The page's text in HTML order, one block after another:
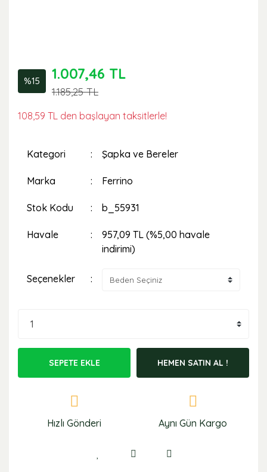
%15 1.007,46 TL
1.185,25 TL
108,59 TL den başlayan taksitlerle!
Kategori Şapka ve Bereler
Marka Ferrino
Stok Kodu b_55931
Havale
957,09 TL (%5,00 havale
indirimi)
Seçenekler
SEPETE EKLE HEMEN SATIN AL !
Hızlı Gönderi Aynı Gün Kargo